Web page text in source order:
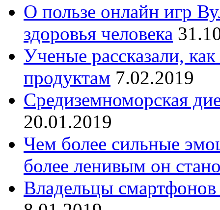
О пользе онлайн игр
здоровья человека
Ученые рассказали,
продуктам 7.02.2019
Средиземноморская
20.01.2019
Чем более сильные
более ленивым он
Владельцы